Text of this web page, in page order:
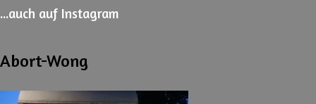
...auch auf Instagram
Abort-Wong